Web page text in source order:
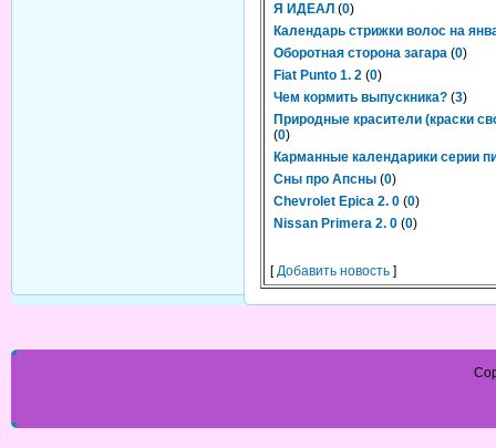
Я ИДЕАЛ (0)
Календарь стрижки волос на
Оборотная сторона загара (0)
Fiat Punto 1. 2 (0)
Чем кормить выпускника? (3)
Природные красители (краски
(0)
Карманные календарики серии
Сны про Апсны (0)
Chevrolet Epica 2. 0 (0)
Nissan Primera 2. 0 (0)
[Добавить новость ]